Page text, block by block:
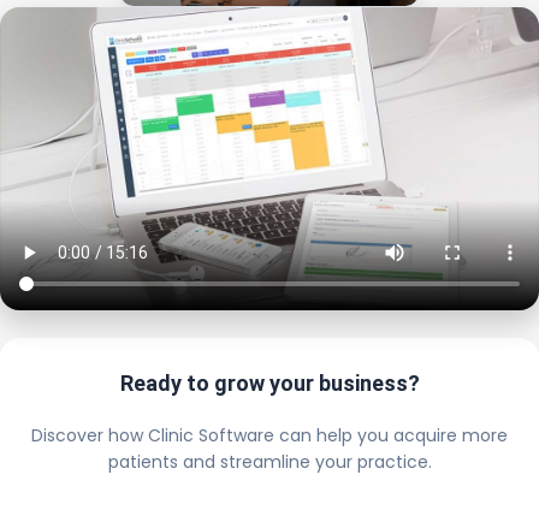
Ready to grow your business?
Discover how Clinic Software can help you acquire more
patients and streamline your practice.